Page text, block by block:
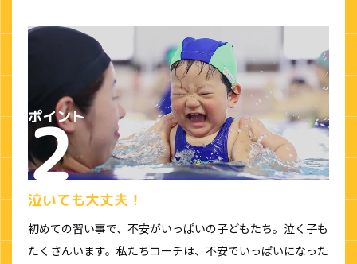
泣いても大丈夫！
初めての習い事で、不安がいっぱいの子どもたち。泣く子も
たくさんいます。私たちコーチは、不安でいっぱいになった